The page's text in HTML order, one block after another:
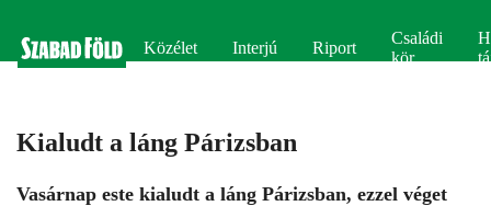
Közélet Interjú Riport
Családi
kör
Kialudt a láng Párizsban
Vasárnap este kialudt a láng Párizsban, ezzel véget